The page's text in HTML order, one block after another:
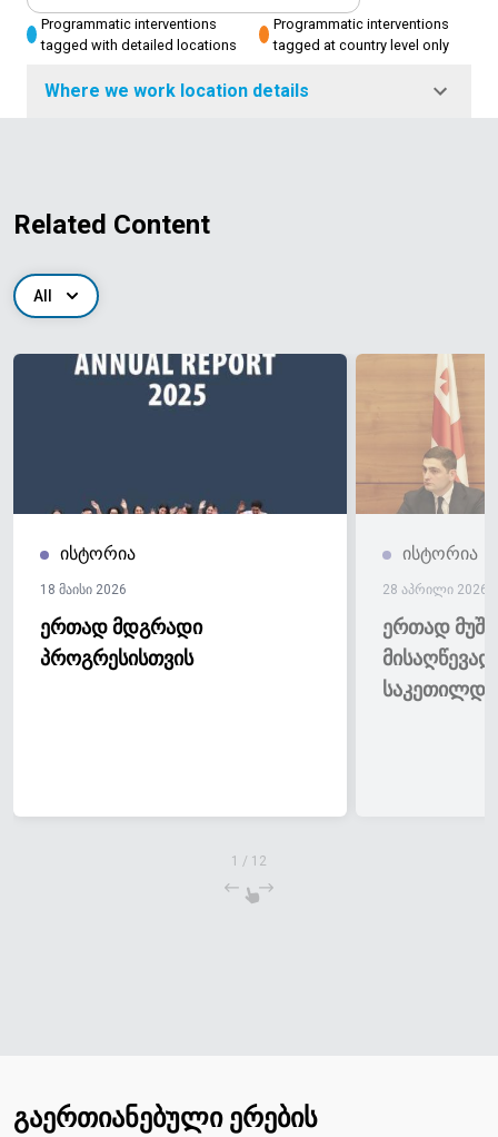
Programmatic interventions
tagged with detailed locations
Programmatic interventions
tagged at country level only
Where we work location details
Related Content
All
ისტორია
18 მაისი 2026
ერთად მდგრადი
პროგრესისთვის
ისტორია
28 აპრილი 2026
ერთად
1 / 12
გაერთიანებული ერების